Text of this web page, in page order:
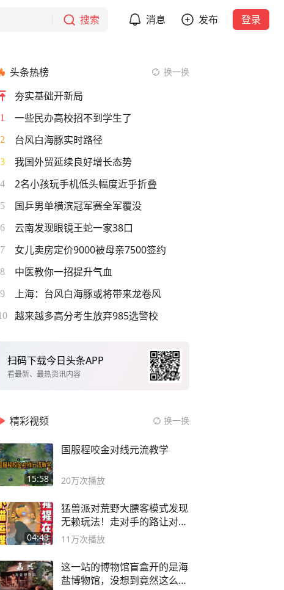
搜索 消息 发布 登录
头条热榜 换一换
夯实基础开新局
1 一些民办高校招不到学生了
2 台风白海豚实时路径
3 我国外贸延续良好增长态势
4 2名小孩玩手机低头幅度近乎折叠
5 国乒男单横滨冠军赛全军覆没
6 云南发现眼镜王蛇一家38口
7 女儿卖房定价9000被母亲7500签约
8 中医教你一招提升气血
9 上海：台风白海豚或将带来龙卷风
越来越多高分考生放弃985选警校
扫码下载今日头条APP
看最新、最热资讯内容
精彩视频 换一换
15:58
国服程咬金对线元流教学
20万次播放
04:43
猛兽派对荒野大膘客模式发现
无赖玩法！走对手的路让对手
无路可走
11万次播放
这一站的博物馆盲盒开的是海
盐博物馆，没想到竟然这么好